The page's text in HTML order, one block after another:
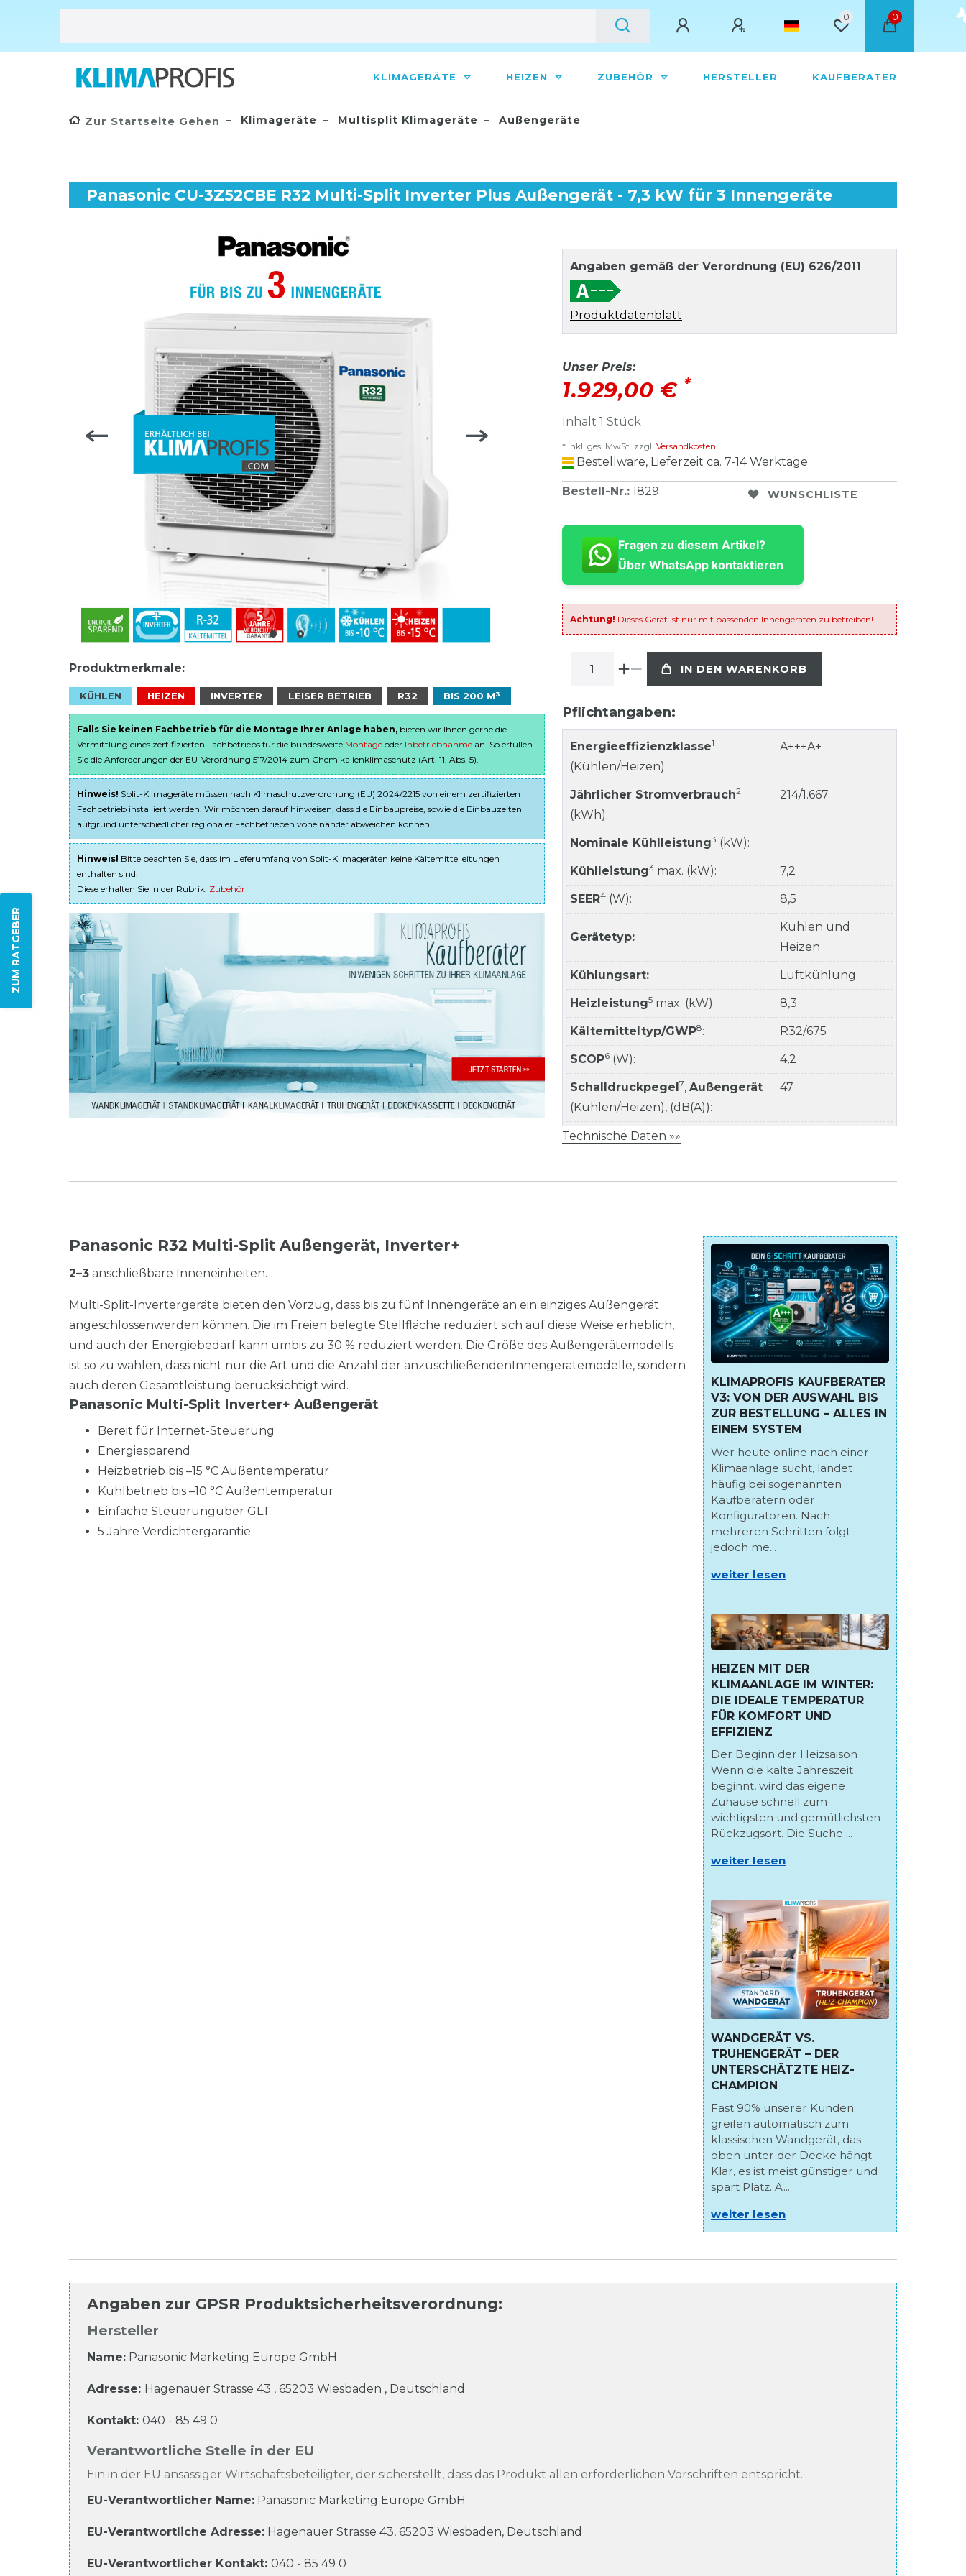
0 0
KLIMAGERÄTE HEIZEN ZUBEHÖR HERSTELLER KAUFBERATER
Zur Startseite Gehen Klimageräte Multisplit Klimageräte Außengeräte
ZUM RATGEBER
Panasonic CU-3Z52CBE R32 Multi-Split Inverter Plus Außengerät - 7,3 kW für 3 Innengeräte
Produktmerkmale:
KÜHLEN HEIZEN INVERTER LEISER BETRIEB R32 BIS 200 M³
Falls Sie keinen Fachbetrieb für die Montage Ihrer Anlage haben, bieten wir Ihnen gerne die
Vermittlung eines zertifizierten Fachbetriebs für die bundesweite Montage oder Inbetriebnahme an. So erfüllen
Sie die Anforderungen der EU-Verordnung 517/2014 zum Chemikalienklimaschutz (Art. 11, Abs. 5).
Hinweis! Split-Klimageräte müssen nach Klimaschutzverordnung (EU) 2024/2215 von einem zertifizierten
Fachbetrieb installiert werden. Wir möchten darauf hinweisen, dass die Einbaupreise, sowie die Einbauzeiten
aufgrund unterschiedlicher regionaler Fachbetrieben voneinander abweichen können.
Hinweis! Bitte beachten Sie, dass im Lieferumfang von Split-Klimageräten keine Kältemittelleitungen
enthalten sind.
Diese erhalten Sie in der Rubrik: Zubehör
Angaben gemäß der Verordnung (EU) 626/2011
Produktdatenblatt
Unser Preis:
1.929,00 € *
Inhalt 1 Stück
* inkl. ges. MwSt. zzgl. Versandkosten
Bestellware, Lieferzeit ca. 7-14 Werktage
Bestell-Nr.: 1829 WUNSCHLISTE
Fragen zu diesem Artikel?
Über WhatsApp kontaktieren
Achtung! Dieses Gerät ist nur mit passenden Innengeräten zu betreiben!
IN DEN WARENKORB
Pflichtangaben:
Energieeffizienzklasse1
(Kühlen/Heizen):
A+++A+
Jährlicher Stromverbrauch2
(kWh):
214/1.667
Nominale Kühlleistung3 (kW):
Kühlleistung3 max. (kW): 7,2
SEER4 (W): 8,5
Gerätetyp:
Kühlen und
Heizen
Kühlungsart: Luftkühlung
Heizleistung5 max. (kW): 8,3
Kältemitteltyp/GWP8: R32/675
SCOP6 (W): 4,2
Schalldruckpegel7, Außengerät
(Kühlen/Heizen), (dB(A)):
47
Technische Daten »»
Panasonic R32 Multi-Split Außengerät, Inverter+
2–3 anschließbare Inneneinheiten.
Multi-Split-Invertergeräte bieten den Vorzug, dass bis zu fünf Innengeräte an ein einziges Außengerät
angeschlossenwerden können. Die im Freien belegte Stellfläche reduziert sich auf diese Weise erheblich,
und auch der Energiebedarf kann umbis zu 30 % reduziert werden. Die Größe des Außengerätemodells
ist so zu wählen, dass nicht nur die Art und die Anzahl der anzuschließendenInnengerätemodelle, sondern
auch deren Gesamtleistung berücksichtigt wird.
Panasonic Multi-Split Inverter+ Außengerät
Bereit für Internet-Steuerung
Energiesparend
Heizbetrieb bis –15 °C Außentemperatur
Kühlbetrieb bis –10 °C Außentemperatur
Einfache Steuerungüber GLT
5 Jahre Verdichtergarantie
KLIMAPROFIS KAUFBERATER
V3: VON DER AUSWAHL BIS
ZUR BESTELLUNG – ALLES IN
EINEM SYSTEM
Wer heute online nach einer
Klimaanlage sucht, landet
häufig bei sogenannten
Kaufberatern oder
Konfiguratoren. Nach
mehreren Schritten folgt
jedoch me...
weiter lesen
HEIZEN MIT DER
KLIMAANLAGE IM WINTER:
DIE IDEALE TEMPERATUR
FÜR KOMFORT UND
EFFIZIENZ
Der Beginn der Heizsaison
Wenn die kalte Jahreszeit
beginnt, wird das eigene
Zuhause schnell zum
wichtigsten und gemütlichsten
Rückzugsort. Die Suche ...
weiter lesen
WANDGERÄT VS.
TRUHENGERÄT – DER
UNTERSCHÄTZTE HEIZ-
CHAMPION
Fast 90% unserer Kunden
greifen automatisch zum
klassischen Wandgerät, das
oben unter der Decke hängt.
Klar, es ist meist günstiger und
spart Platz. A...
weiter lesen
Angaben zur GPSR Produktsicherheitsverordnung:
Hersteller
Name: Panasonic Marketing Europe GmbH
Adresse: Hagenauer Strasse 43 , 65203 Wiesbaden , Deutschland
Kontakt: 040 - 85 49 0
Verantwortliche Stelle in der EU
Ein in der EU ansässiger Wirtschaftsbeteiligter, der sicherstellt, dass das Produkt allen erforderlichen Vorschriften entspricht.
EU-Verantwortlicher Name: Panasonic Marketing Europe GmbH
EU-Verantwortliche Adresse: Hagenauer Strasse 43, 65203 Wiesbaden, Deutschland
EU-Verantwortlicher Kontakt: 040 - 85 49 0